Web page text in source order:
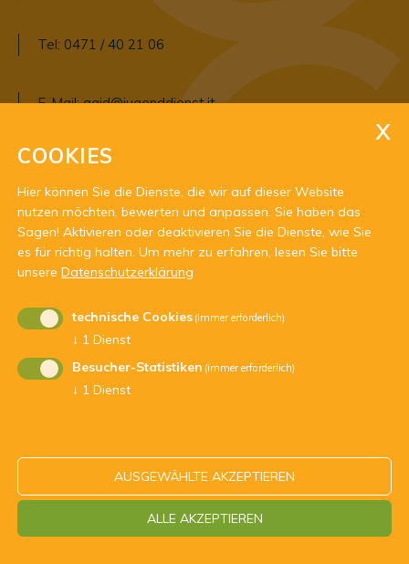
Tel: 0471 / 40 21 06
E-Mail:agjd@jugenddienst.it
ARBEITSGEMEINSCHAFT DER JUGENDDIENSTE - Str.Nr.
94062200210
COOKIES
Hier können Sie die Dienste, die wir auf dieser Website
nutzen möchten, bewerten und anpassen. Sie haben das
Sagen! Aktivieren oder deaktivieren Sie die Dienste, wie Sie
es für richtig halten. Um mehr zu erfahren, lesen Sie bitte
unsere Datenschutzerklärung
technische Cookies (immer erforderlich)
↓ 1 Dienst
Besucher-Statistiken (immer erforderlich)
↓ 1 Dienst
AUSGEWÄHLTE AKZEPTIEREN
ALLE AKZEPTIEREN